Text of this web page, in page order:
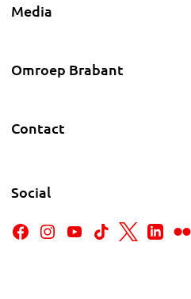
Media
Omroep Brabant
Contact
Social